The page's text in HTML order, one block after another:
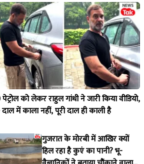
को लेकर राहुल गांधी ने जारी किया वीडियो,
में काला नहीं, पूरी दाल ही काली है
गुजरात के मोरबी में आखिर क्यों
हिल रहा है कुएं का पानी? भू-